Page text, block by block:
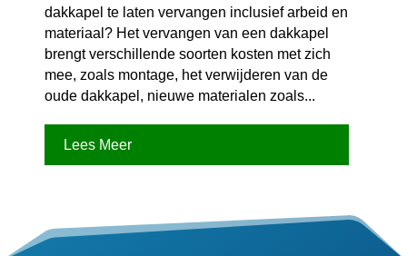
dakkapel te laten vervangen inclusief arbeid en
materiaal? Het vervangen van een dakkapel
brengt verschillende soorten kosten met zich
mee, zoals montage, het verwijderen van de
oude dakkapel, nieuwe materialen zoals...
Lees Meer